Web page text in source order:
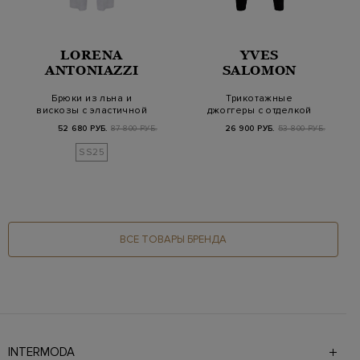
LORENA
ANTONIAZZI
Брюки из льна и
вискозы с эластичной
52 680 РУБ. 87 800 РУБ.
SS25
YVES
SALOMON
Трикотажные
джоггеры с отделкой
кул…
26 900 РУБ. 53 800 РУБ.
ВСЕ ТОВАРЫ БРЕНДА
INTERMODA